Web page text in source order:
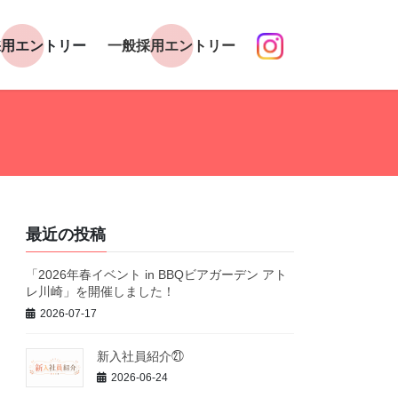
エントリー 一般採用エントリー
最近の投稿
「2026年春イベント in BBQビアガーデン アト
レ川崎」を開催しました！
2026-07-17
新入社員紹介㉑
2026-06-24